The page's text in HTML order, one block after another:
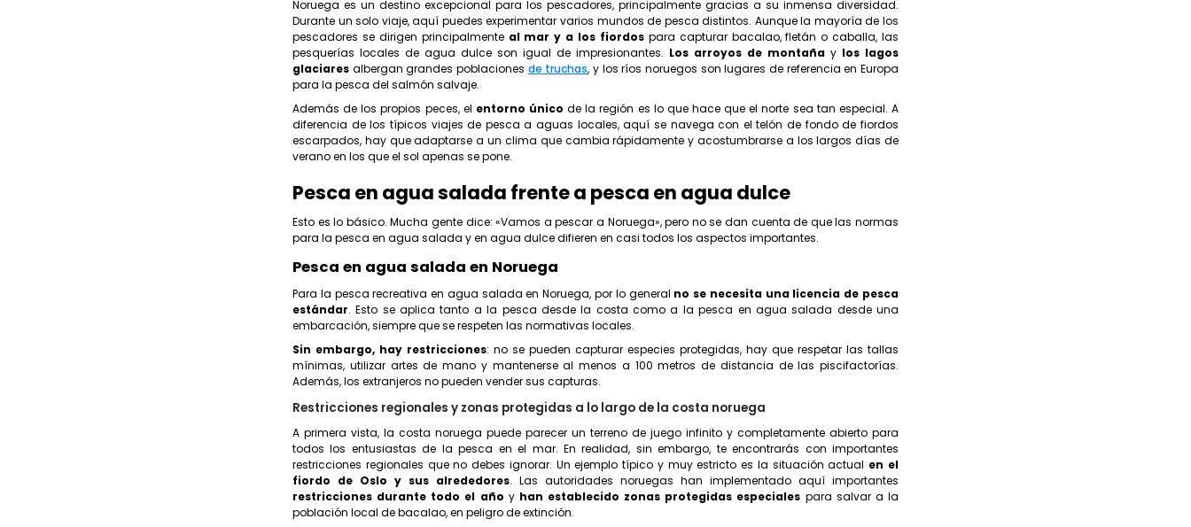
Noruega es un destino excepcional para los pescadores, principalmente gracias a su inmensa diversidad.
Durante un solo viaje, aquí puedes experimentar varios mundos de pesca distintos. Aunque la mayoría de los
pescadores se dirigen principalmente al mar y a los fiordospara capturar bacalao, fletán o caballa, las
pesquerías locales de agua dulce son igual de impresionantes. Los arroyos de montaña y los lagos
glaciares albergan grandes poblaciones de truchas, y los ríos noruegos son lugares de referencia en Europa
para la pesca del salmón salvaje.
Además de los propios peces, el entorno único de la región es lo que hace que el norte sea tan especial. A
diferencia de los típicos viajes de pesca a aguas locales, aquí se navega con el telón de fondo de fiordos
escarpados, hay que adaptarse a un clima que cambia rápidamente y acostumbrarse a los largos días de
verano en los que el sol apenas se pone.
Pesca en agua salada frente a pesca en agua dulce
Esto es lo básico. Mucha gente dice: «Vamos a pescar a Noruega», pero no se dan cuenta de que las normas
para la pesca en agua salada y en agua dulce difieren en casi todos los aspectos importantes.
Pesca en agua salada en Noruega
Para la pesca recreativa en agua salada en Noruega, por lo general no se necesita una licencia de pesca
estándar. Esto se aplica tanto a la pesca desde la costa como a la pesca en agua salada desde una
embarcación, siempre que se respeten las normativas locales.
Sin embargo, hay restricciones: no se pueden capturar especies protegidas, hay que respetar las tallas
mínimas, utilizar artes de mano y mantenerse al menos a 100 metros de distancia de las piscifactorías.
Además, los extranjeros no pueden vender sus capturas.
Restricciones regionales y zonas protegidas a lo largo de la costa noruega
A primera vista, la costa noruega puede parecer un terreno de juego infinito y completamente abierto para
todos los entusiastas de la pesca en el mar. En realidad, sin embargo, te encontrarás con importantes
restricciones regionales que no debes ignorar. Un ejemplo típico y muy estricto es la situación actual en el
fiordo de Oslo y sus alrededores. Las autoridades noruegas han implementado aquí importantes
restricciones durante todo el año y han establecido zonas protegidas especiales para salvar a la
población local de bacalao, en peligro de extinción.